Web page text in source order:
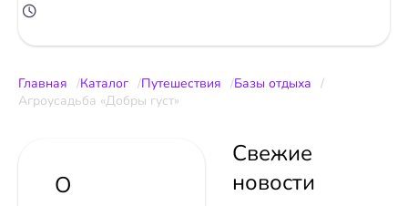
Главная Каталог Путешествия
Базы отдыха
Агроусадьба «Добры густ»
О
Свежие
новости